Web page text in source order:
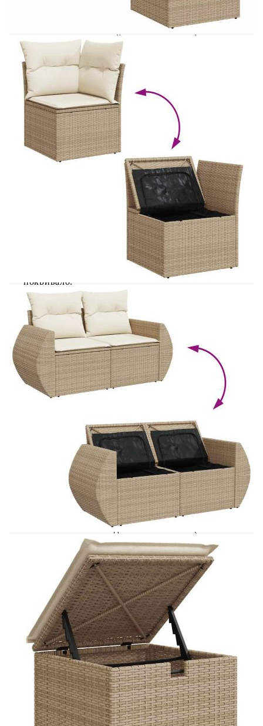
поддръжка, който прилича на естествен ратан.
Той е лек, лесен за почистване и често се
използва за външни мебели поради своята
издръжливост и устойчивост на атмосферни
влияния.Функция за съхранение с
водоустойчива чанта: Градинската мебел
разполага с място за съхранение под седалката,
допълнено с водоустойчива чанта за съхранение
на възглавници, играчки и други предмети.
Вътрешната чанта може да бъде здраво
закрепена към външната мебел със закопчалки
за допълнителна стабилност.Универсална
табуретка за крака: Табуретката е универсална и
служи като удобна поставка за крака, когато се
излежавате на дивана или като допълнителна
седалка във вашата градина.Калъф, който може
да се сваля и може да се пере: Тези възглавници
за седалки имат подвижни калъфи за лесно
пране и поддръжка.Модулен дизайн: Този
комплект външни мебели има модулен дизайн,
което го прави напълно гъвкав и лесен за
преместване, така че можете да създадете
персонализирана подредба на външни мебели.
Добре е да се знае:За да сте сигурни, че вашите
външни мебели ще останат красиви, ви
препоръчваме да ги защитите с водоустойчиво
покривало.
Размери на водоустойчивата чанта: 55 x 53
x 34 см (Д x Ш x В)
Максимален капацитет на теглото (на
седалка): 110 кг
UV устойчив
Пластмасови регулируеми крачета
Необходим е монтаж
Цвят: Бежов
Материал: PE ратан, прахово боядисана
Размери: 71 x 62 x 69 см (Ш x Д x В)
Размери на седалката: 55 x 55 cм (Ш x Д)
Височина на седалката от земята (без
възглавницата): 37 см
Височина на подлакътника от земята: 55 см
Ъглова седалка:
Цвят: Бежов
Материал: PE ратан, прахово боядисана
стомана
Размери: 62 x 62 x 69 см (Ш x Д x В)
Размери на седалката: 55 x 55 cм (Ш x Д)
Височина на седалката от земята (без
възглавницата): 37 см
Централна седалка: